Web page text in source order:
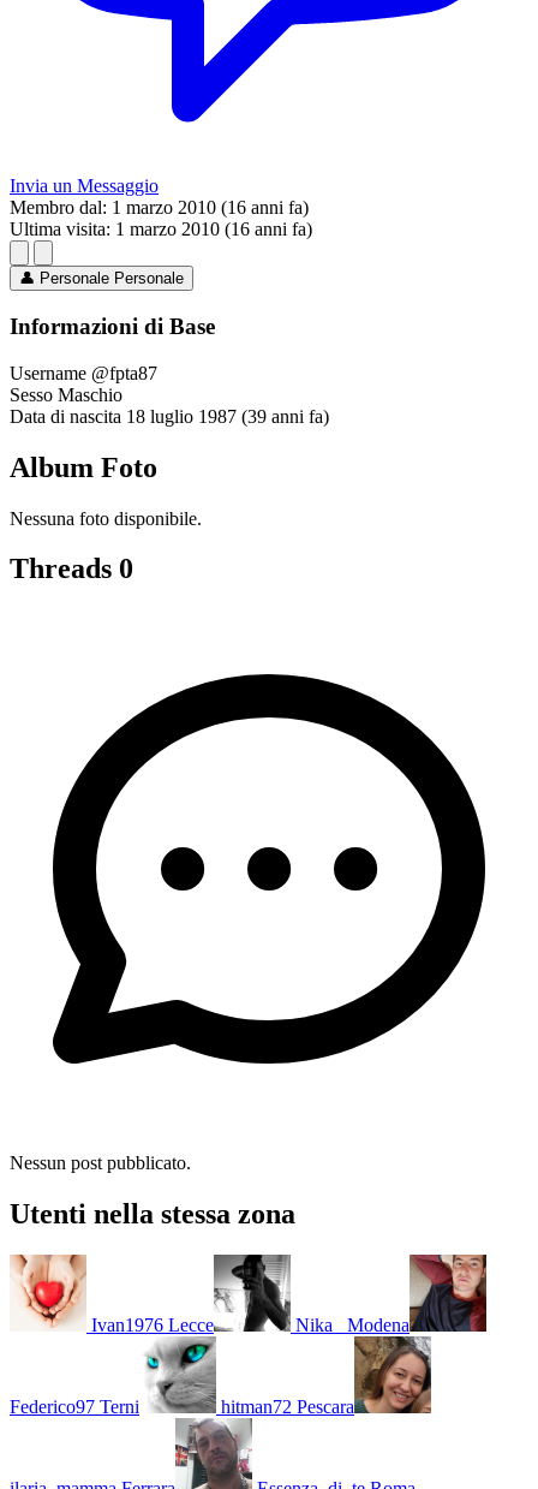
Invia un Messaggio
Membro dal: 1 marzo 2010 (16 anni fa)
Ultima visita: 1 marzo 2010 (16 anni fa)
👤 Personale Personale
Informazioni di Base
Username @fpta87
Sesso Maschio
Data di nascita 18 luglio 1987 (39 anni fa)
Album Foto
Nessuna foto disponibile.
Threads 0
Nessun post pubblicato.
Utenti nella stessa zona
Ivan1976 Lecce Nika_ Modena
Federico97 Terni hitman72 Pescara